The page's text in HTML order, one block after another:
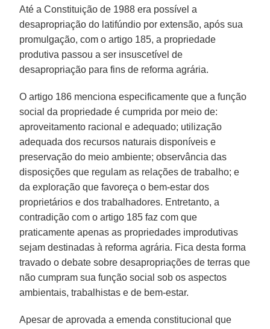
Até a Constituição de 1988 era possível a
desapropriação do latifúndio por extensão, após sua
promulgação, com o artigo 185, a propriedade
produtiva passou a ser insuscetível de
desapropriação para fins de reforma agrária.
O artigo 186 menciona especificamente que a função
social da propriedade é cumprida por meio de:
aproveitamento racional e adequado; utilização
adequada dos recursos naturais disponíveis e
preservação do meio ambiente; observância das
disposições que regulam as relações de trabalho; e
da exploração que favoreça o bem-estar dos
proprietários e dos trabalhadores. Entretanto, a
contradição com o artigo 185 faz com que
praticamente apenas as propriedades improdutivas
sejam destinadas à reforma agrária. Fica desta forma
travado o debate sobre desapropriações de terras que
não cumpram sua função social sob os aspectos
ambientais, trabalhistas e de bem-estar.
Apesar de aprovada a emenda constitucional que